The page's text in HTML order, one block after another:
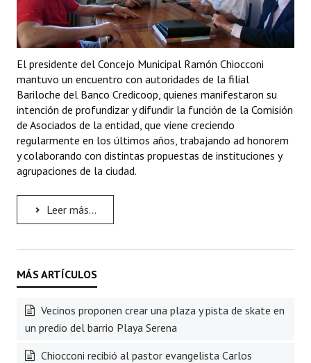
El presidente del Concejo Municipal Ramón Chiocconi
mantuvo un encuentro con autoridades de la filial
Bariloche del Banco Credicoop, quienes manifestaron su
intención de profundizar y difundir la función de la Comisión
de Asociados de la entidad, que viene creciendo
regularmente en los últimos años, trabajando ad honorem
y colaborando con distintas propuestas de instituciones y
agrupaciones de la ciudad.
Leer más...
Vecinos proponen crear una plaza y pista de skate en
un predio del barrio Playa Serena
Chiocconi recibió al pastor evangelista Carlos